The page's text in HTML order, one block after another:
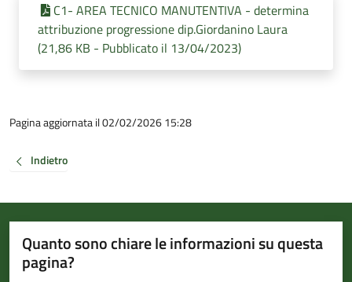
C1- AREA TECNICO MANUTENTIVA - determina
attribuzione progressione dip.Giordanino Laura
(21,86 KB - Pubblicato il 13/04/2023)
Pagina aggiornata il 02/02/2026 15:28
Indietro
Quanto sono chiare le informazioni su questa
pagina?